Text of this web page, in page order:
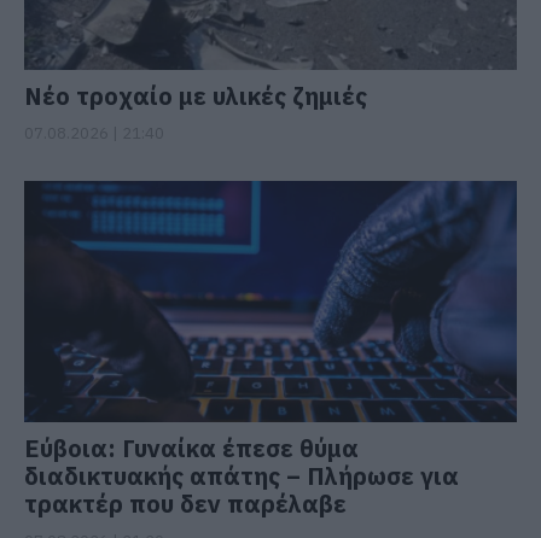
Νέο τροχαίο με υλικές ζημιές
Εύβοια: Γυναίκα έπεσε θύμα
διαδικτυακής απάτης – Πλήρωσε για
τρακτέρ που δεν παρέλαβε